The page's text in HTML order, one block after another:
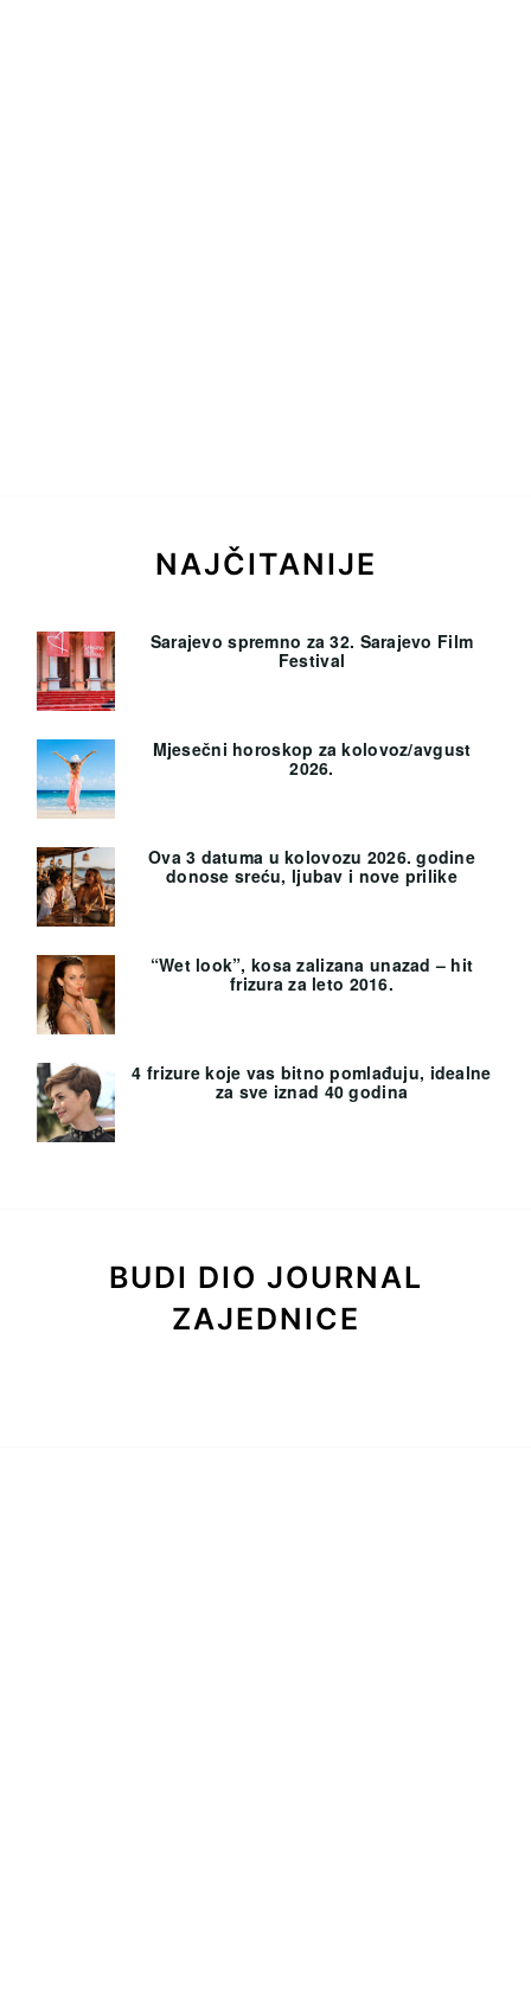
NAJČITANIJE
Sarajevo spremno za 32. Sarajevo Film
Festival
Mjesečni horoskop za kolovoz/avgust
2026.
Ova 3 datuma u kolovozu 2026. godine
donose sreću, ljubav i nove prilike
“Wet look”, kosa zalizana unazad – hit
frizura za leto 2016.
4 frizure koje vas bitno pomlađuju, idealne
za sve iznad 40 godina
BUDI DIO JOURNAL
ZAJEDNICE